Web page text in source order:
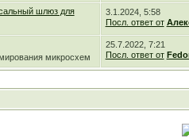
шлюз для
3.1.2024, 5:58
Посл. ответ от
микросхем
25.7.2022, 7:21
Посл. ответ от